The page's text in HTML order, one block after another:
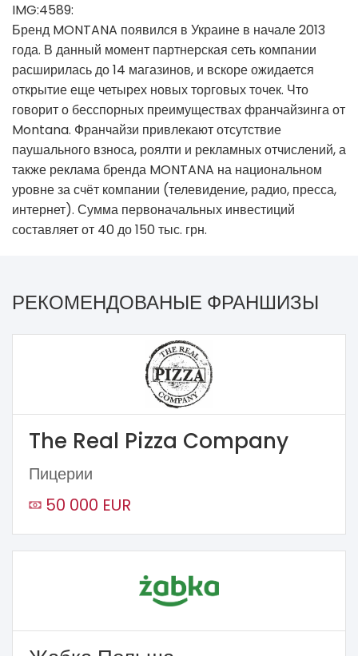
IMG:4589:
Бренд MONTANA появился в Украине в начале 2013
года. В данный момент партнерская сеть компании
расширилась до 14 магазинов, и вскоре ожидается
открытие еще четырех новых торговых точек. Что
говорит о бесспорных преимуществах франчайзинга от
Montana. Франчайзи привлекают отсутствие
паушального взноса, роялти и рекламных отчислений, а
также реклама бренда MONTANA на национальном
уровне за счёт компании (телевидение, радио, пресса,
интернет). Сумма первоначальных инвестиций
составляет от 40 до 150 тыс. грн.
РЕКОМЕНДОВАНЫЕ ФРАНШИЗЫ
The Real Pizza Company
Пицерии
50 000 EUR